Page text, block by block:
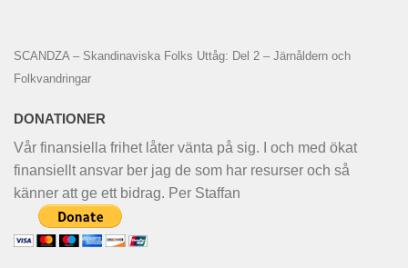
SCANDZA – Skandinaviska Folks Uttåg: Del 2 – Järnåldern och
Folkvandringar
DONATIONER
Vår finansiella frihet låter vänta på sig. I och med ökat
finansiellt ansvar ber jag de som har resurser och så
känner att ge ett bidrag. Per Staffan